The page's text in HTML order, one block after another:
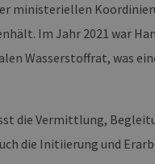
ministeriellen
Im Jahr 2021 war
Wasserstoffrat, was
die Vermittlung,
die Initiierung und